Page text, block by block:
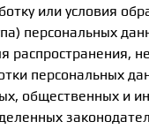
или условия
персональных
распространения,
персональных
общественных и